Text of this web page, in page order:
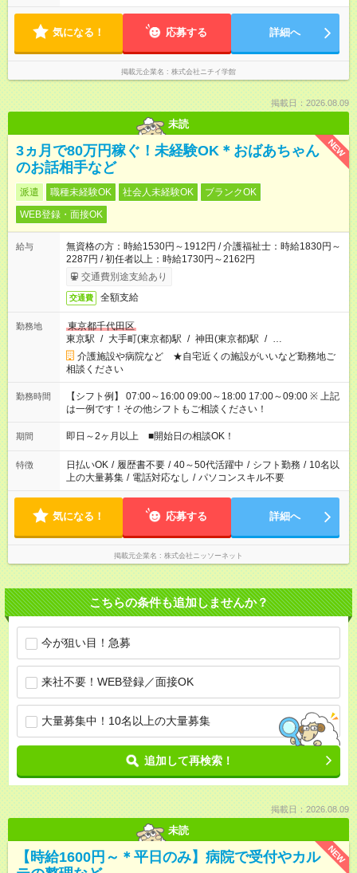
32:30（休憩90分） 17:00～33:00（休憩90分） 14:00～
日でのシフト制 平均労働時間：1ヶ月あたり58時間 ＜シフト例
90分） 17:00～32:30（休憩90分） 17:00～33:00（休憩90分）
14:00～33:00（休憩90分） 9:00～17:00（休憩60分） ※上記時
間帯や曜日でのシフト制
気になる！ 応募する 詳細へ
掲載元企業名 株式会社ニチイ学館
掲載日：2026.08.09
未読
NEW
3ヵ月で80万円稼ぐ！未経験OK＊おばあちゃん
のお話相手など
派遣 職種未経験OK 社会人未経験OK
ブランクOK
WEB登録・面接OK
給与
無資格の方：時給1530円～1912円 / 介護福祉士：時給1830円～
2287円 / 初任者以上：時給1730円～2162円
交通費別途支給あり
交通費 全額支給
勤務地
東京都千代田区
東京駅 / 大手町(東京都)駅 / 神田(東京都)駅 / …
介護施設や病院など ★自宅近くの施設がいいなど勤務地ご
相談ください
勤務時間
【シフト例】 07:00～16:00 09:00～18:00 17:00～09:00 ※ 上記
は一例です！その他シフトもご相談ください！
期間 即日～2ヶ月以上 ■開始日の相談OK！
特徴 日払いOK / 履歴書不要 / 40～50代活躍中 / シフト勤務 / 10名以
上の大量募集 / 電話対応なし / パソコンスキル不要
気になる！ 応募する 詳細へ
掲載元企業名 株式会社ニッソーネット
こちらの条件も追加しませんか？
今が狙い目！急募
来社不要！WEB登録／面接OK
大量募集中！10名以上の大量募集
追加して再検索！
掲載日：2026.08.09
未読
NEW
【時給1600円～＊平日のみ】病院で受付やカル